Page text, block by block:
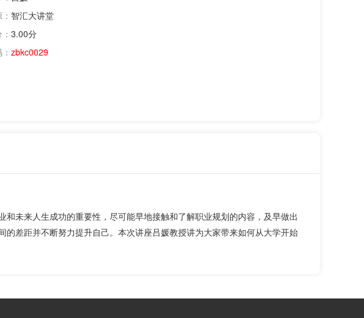
智汇大讲堂
3.00分
zbkc0029
未来人生成功的重要性，尽可能早地接触和了解职业规划的内容，及早做出
差距并不断努力提升自己。本次讲座吕媛教授讲为大家带来如何从大学开始